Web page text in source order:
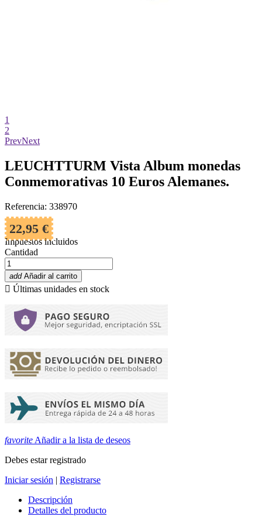
1
2
PrevNext
LEUCHTTURM Vista Album monedas
Conmemorativas 10 Euros Alemanes.
Referencia: 338970
22,95 €
Impuestos incluidos
Cantidad
add Añadir al carrito
 Últimas unidades en stock
favorite Añadir a la lista de deseos
Debes estar registrado
Iniciar sesión | Registrarse
Descripción
Detalles del producto